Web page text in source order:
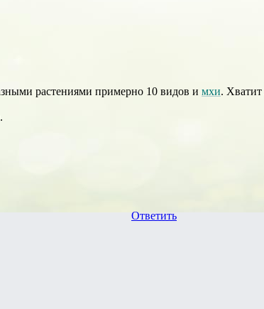
растениями примерно 10 видов и мхи.
Ответить